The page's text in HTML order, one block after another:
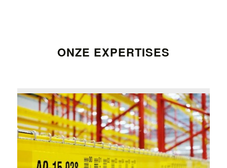
ONZE EXPERTISES